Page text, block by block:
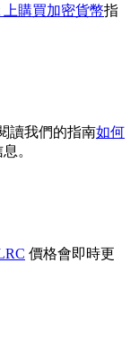
上購買加密貨幣指
讀我們的指南如何
。
價格會即時更